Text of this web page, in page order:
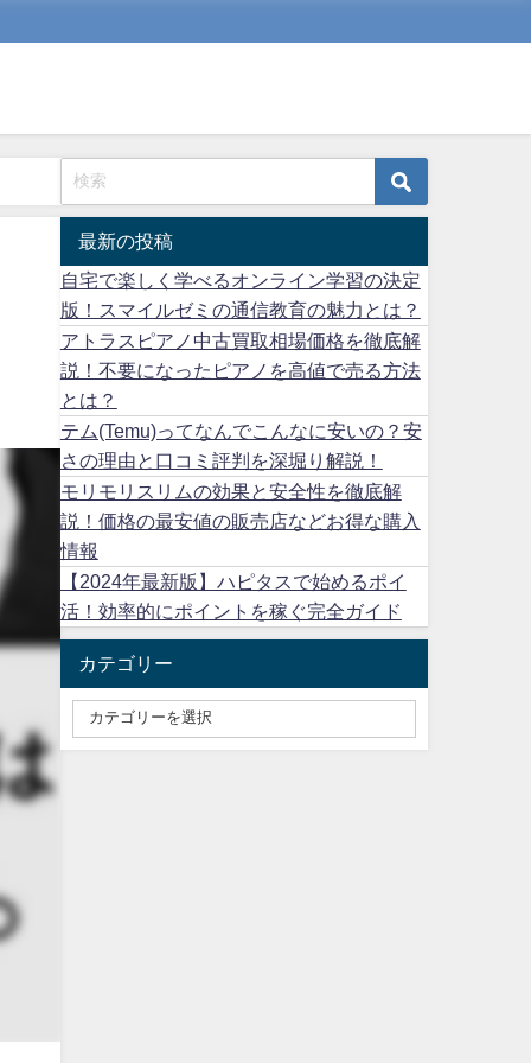
最新の投稿
自宅で楽しく学べるオンライン学習の決定
版！スマイルゼミの通信教育の魅力とは？
アトラスピアノ中古買取相場価格を徹底解
説！不要になったピアノを高値で売る方法
とは？
テム(Temu)ってなんでこんなに安いの？安
さの理由と口コミ評判を深堀り解説！
モリモリスリムの効果と安全性を徹底解
説！価格の最安値の販売店などお得な購入
情報
【2024年最新版】ハピタスで始めるポイ
活！効率的にポイントを稼ぐ完全ガイド
カテゴリー